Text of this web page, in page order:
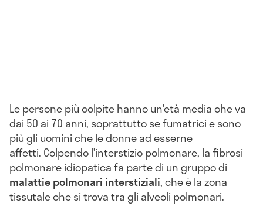
Le persone più colpite hanno un’età media che va
dai 50 ai 70 anni, soprattutto se fumatrici e sono
più gli uomini che le donne ad esserne
affetti. Colpendo l’interstizio polmonare, la fibrosi
polmonare idiopatica fa parte di un gruppo di
malattie polmonari interstiziali, che è la zona
tissutale che si trova tra gli alveoli polmonari.